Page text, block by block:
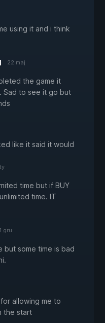
using it and i think
22 maj
the game it
Sad to see it go but
like it said it would
time but if BUY
time. IT
gru
but some time is bad
allowing me to
the start